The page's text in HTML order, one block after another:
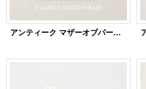
アンティーク マザーオブパール製 極小 ボタン 6mm ピンクベージュ 24ピース シェルボタン